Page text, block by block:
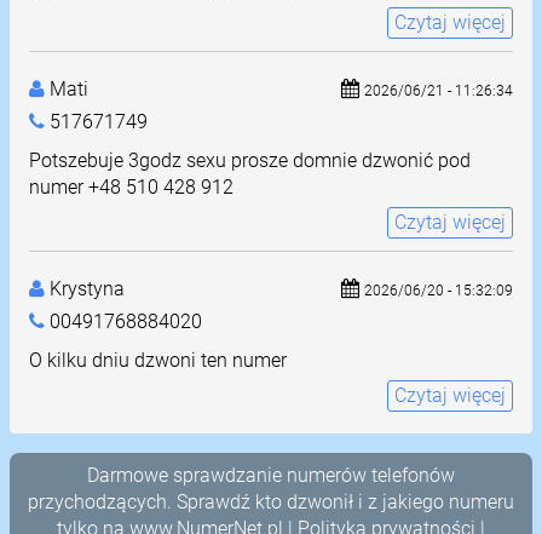
Czytaj więcej
Mati
517671749
2026/06/21 - 11:26:34
Potszebuje 3godz sexu prosze domnie dzwonić pod
numer +48 510 428 912
Czytaj więcej
Krystyna
00491768884020
2026/06/20 - 15:32:09
O kilku dniu dzwoni ten numer
Czytaj więcej
Darmowe sprawdzanie numerów telefonów
przychodzących. Sprawdź kto dzwonił i z jakiego numeru
tylko na www.NumerNet.pl | Polityka prywatności |